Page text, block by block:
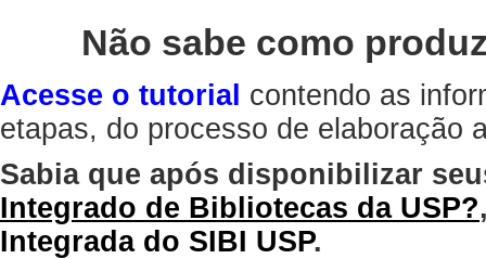
Não sabe como
Acesse o tutorial contendo as
etapas, do processo de elaboração
Sabia que após disponibilizar
Integrado de Bibliotecas da USP?
Integrada do SIBI USP.